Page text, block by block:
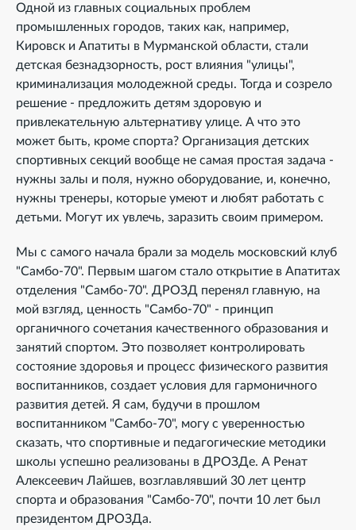
Одной из главных социальных проблем
промышленных городов, таких как, например,
Кировск и Апатиты в Мурманской области, стали
детская безнадзорность, рост влияния "улицы",
криминализация молодежной среды. Тогда и созрело
решение - предложить детям здоровую и
привлекательную альтернативу улице. А что это
может быть, кроме спорта? Организация детских
спортивных секций вообще не самая простая задача -
нужны залы и поля, нужно оборудование, и, конечно,
нужны тренеры, которые умеют и любят работать с
детьми. Могут их увлечь, заразить своим примером.
Мы с самого начала брали за модель московский клуб
"Самбо-70". Первым шагом стало открытие в Апатитах
отделения "Самбо-70". ДРОЗД перенял главную, на
мой взгляд, ценность "Самбо-70" - принцип
органичного сочетания качественного образования и
занятий спортом. Это позволяет контролировать
состояние здоровья и процесс физического развития
воспитанников, создает условия для гармоничного
развития детей. Я сам, будучи в прошлом
воспитанником "Самбо-70", могу с уверенностью
сказать, что спортивные и педагогические методики
школы успешно реализованы в ДРОЗДе. А Ренат
Алексеевич Лайшев, возглавлявший 30 лет центр
спорта и образования "Самбо-70", почти 10 лет был
президентом ДРОЗДа.